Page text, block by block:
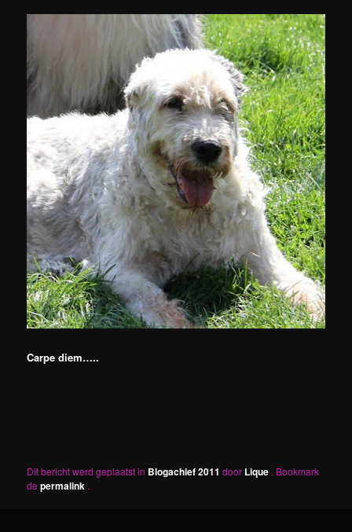
Carpe diem…..
Dit bericht werd geplaatst in Blogachief 2011 door Lique . Bookmark
depermalink .